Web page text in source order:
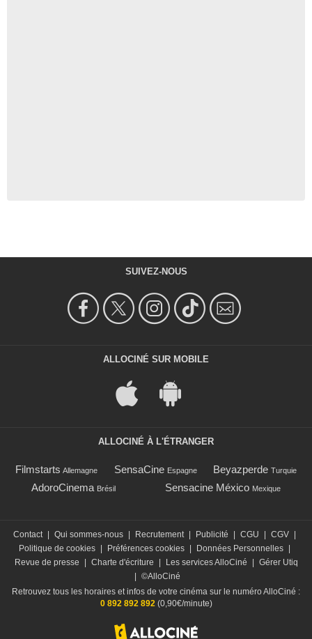
SUIVEZ-NOUS
ALLOCINÉ SUR MOBILE
ALLOCINÉ À L'ÉTRANGER
Filmstarts Allemagne SensaCine Espagne Beyazperde Turquie
AdoroCinema Brésil Sensacine México Mexique
Contact | Qui sommes-nous | Recrutement | Publicité | CGU | CGV |
Politique de cookies | Préférences cookies | Données Personnelles |
Revue de presse
| Charte d'écriture | Les services AlloCiné | Gérer Utiq
| ©AlloCiné
Retrouvez tous les horaires et infos de votre cinéma sur le numéro AlloCiné :
0 892 892 892(0,90€/minute)